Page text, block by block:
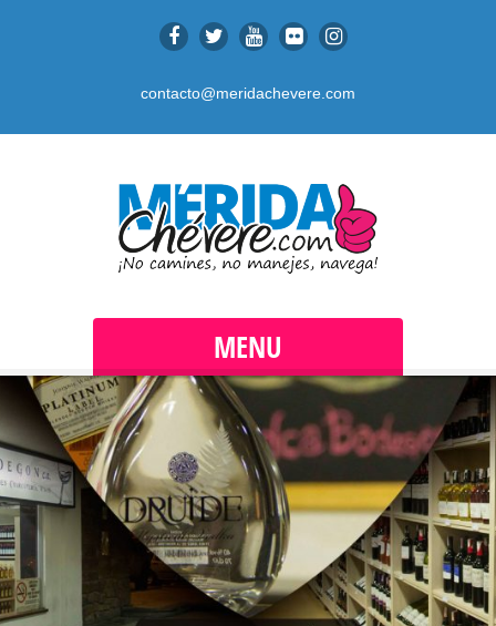
contacto@meridachevere.com
MENU